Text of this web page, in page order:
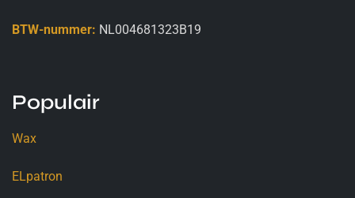
BTW-nummer: NL004681323B19
Populair
Wax
ELpatron